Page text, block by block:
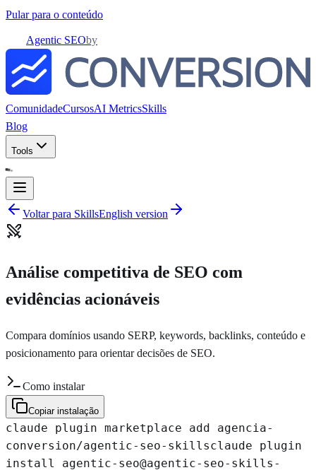
Pular para o conteúdo
Agentic SEOby
ComunidadeCursosAI MetricsSkills
Blog
Tools
Voltar para SkillsEnglish version
Análise competitiva de SEO com
evidências acionáveis
Compara domínios usando SERP, keywords, backlinks, conteúdo e
posicionamento para orientar decisões de SEO.
Como instalar
Copiar instalação
claude plugin marketplace add agencia-
conversion/agentic-seo-skillsclaude plugin
install agentic-seo@agentic-seo-skills-